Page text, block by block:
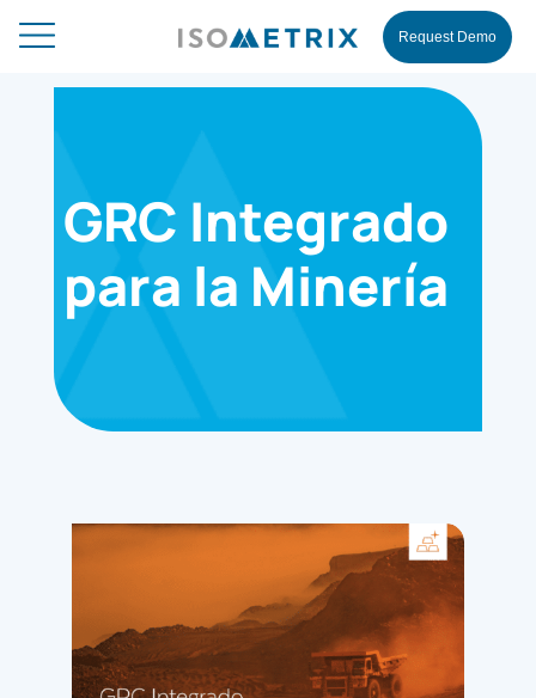
Request Demo
GRC Integrado
para la Minería